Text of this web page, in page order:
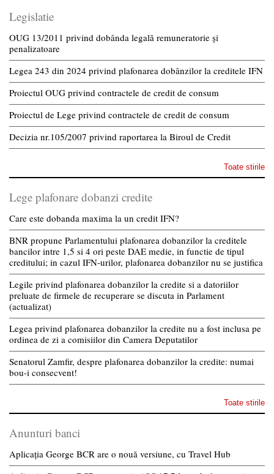
Legislatie
OUG 13/2011 privind dobânda legală remuneratorie și
penalizatoare
Legea 243 din 2024 privind plafonarea dobânzilor la creditele IFN
Proiectul OUG privind contractele de credit de consum
Proiectul de Lege privind contractele de credit de consum
Decizia nr.105/2007 privind raportarea la Biroul de Credit
Toate stirile
Lege plafonare dobanzi credite
Care este dobanda maxima la un credit IFN?
BNR propune Parlamentului plafonarea dobanzilor la creditele
bancilor intre 1,5 si 4 ori peste DAE medie, in functie de tipul
creditului; in cazul IFN-urilor, plafonarea dobanzilor nu se justifica
Legile privind plafonarea dobanzilor la credite si a datoriilor
preluate de firmele de recuperare se discuta in Parlament
(actualizat)
Legea privind plafonarea dobanzilor la credite nu a fost inclusa pe
ordinea de zi a comisiilor din Camera Deputatilor
Senatorul Zamfir, despre plafonarea dobanzilor la credite: numai
bou-i consecvent!
Toate stirile
Anunturi banci
Aplicația George BCR are o nouă versiune, cu Travel Hub